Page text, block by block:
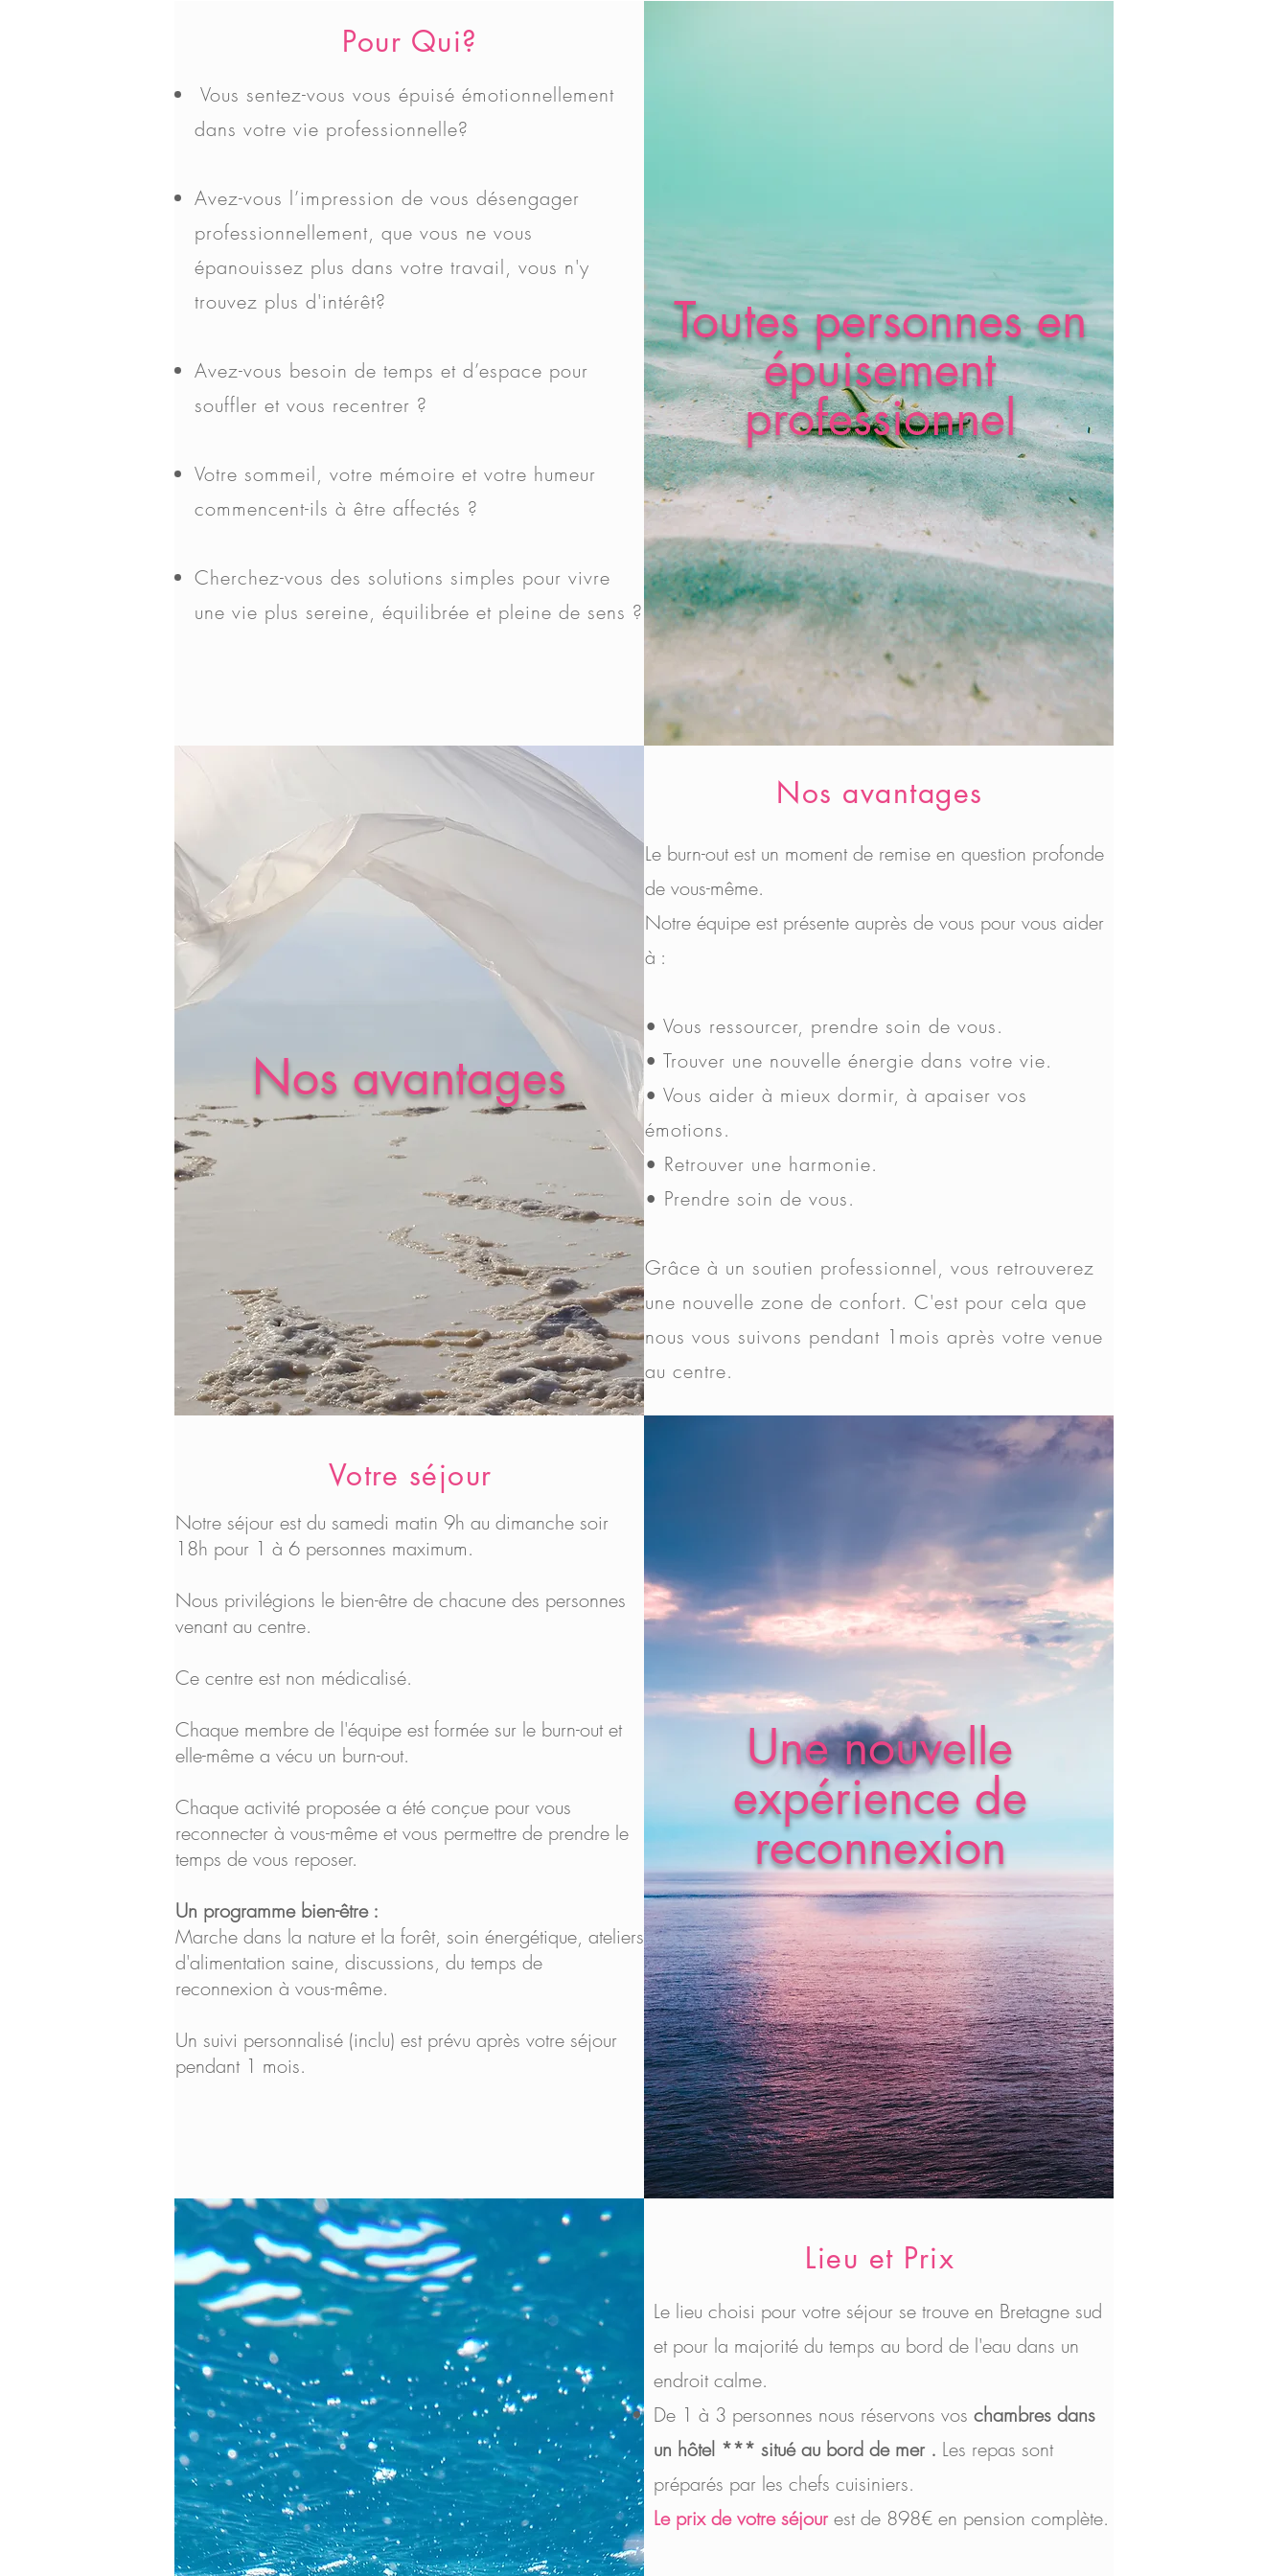
Pour Qui?
Vous sentez-vous vous épuisé émotionnellement
dans votre vie professionnelle?
Avez-vous l’impression de vous désengager
professionnellement, que vous ne vous
épanouissez plus dans votre travail, vous n'y
trouvez plus d'intérêt?
Avez-vous besoin de temps et d’espace pour
souffler et vous recentrer ?
Votre sommeil, votre mémoire et votre humeur
commencent-ils à être affectés ?
Cherchez-vous des solutions simples pour vivre
une vie plus sereine, équilibrée et pleine de sens ?
Toutes personnes en
épuisement
professionnel
Nos avantages
Nos avantages
Le burn-out est un moment de remise en question profonde
de vous-même.
Notre équipe est présente auprès de vous pour vous aider
à :
• Vous ressourcer, prendre soin de vous.
• Trouver une nouvelle énergie dans votre vie.
• Vous aider à mieux dormir, à apaiser vos
émotions.
• Retrouver une harmonie.
• Prendre soin de vous.
Grâce à un soutien professionnel, vous retrouverez
une nouvelle zone de confort. C'est pour cela que
nous vous suivons pendant 1mois après votre venue
au centre.
Votre séjour
Notre séjour est du samedi matin 9h au dimanche soir
18h pour 1 à 6 personnes maximum.
Nous privilégions le bien-être de chacune des personnes
venant au centre.
Ce centre est non médicalisé.
Chaque membre de l'équipe est formée sur le burn-out et
elle-même a vécu un burn-out.
Chaque activité proposée a été conçue pour vous
reconnecter à vous-même et vous permettre de prendre le
temps de vous reposer.
Un programme bien-être :
Marche dans la nature et la forêt, soin énergétique, ateliers
d'alimentation saine, discussions, du temps de
reconnexion à vous-même.
Un suivi personnalisé (inclu) est prévu après votre séjour
pendant 1 mois.
Une nouvelle
expérience de
reconnexion
Lieu et Prix
Le lieu choisi pour votre séjour se trouve en Bretagne sud
et pour la majorité du temps au bord de l'eau dans un
endroit calme.
De 1 à 3 personnes nous réservons vos chambres dans
un hôtel *** situé au bord de mer . Les repas sont
préparés par les chefs cuisiniers.
Le prix de votre séjourest de 898€ en pension complète.